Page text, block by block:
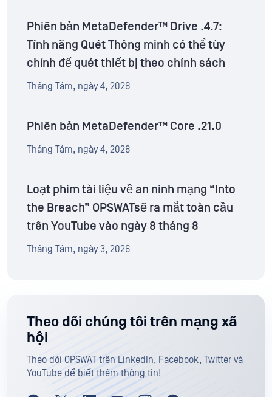
Phiên bản MetaDefender™ Drive .4.7:
Tính năng Quét Thông minh có thể tùy
chỉnh để quét thiết bị theo chính sách
Tháng Tám, ngày 4, 2026
Phiên bản MetaDefender™ Core .21.0
Tháng Tám, ngày 4, 2026
Loạt phim tài liệu về an ninh mạng “Into
the Breach” OPSWATsẽ ra mắt toàn cầu
trên YouTube vào ngày 8 tháng 8
Tháng Tám, ngày 3, 2026
Theo dõi chúng tôi trên mạng xã
hội
Theo dõi OPSWAT trên LinkedIn, Facebook, Twitter và
YouTube để biết thêm thông tin!